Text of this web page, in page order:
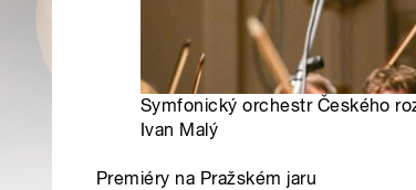
Symfonický orchestr Českého
Ivan Malý
Premiéry na Pražském jaru